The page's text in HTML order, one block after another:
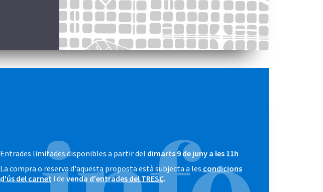
Entrades limitades disponibles a partir del dimarts 9 de juny a les 11h
La compra o reserva d'aquesta proposta està subjecta a les condicions
d'ús del carnet i de venda d'entrades del TRESC.